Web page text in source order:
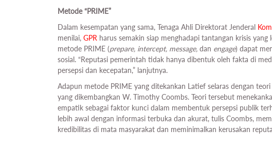
Metode “PRIME”
Dalam kesempatan yang sama, Tenaga Ahli Direktorat Jenderal
menilai, GPR harus semakin siap menghadapi tantangan krisis
metode PRIME (prepare, intercept, message, dan engage) dapat
sosial. “Reputasi pemerintah tidak hanya dibentuk oleh fakta di
persepsi dan kecepatan,” lanjutnya.
Adapun metode PRIME yang ditekankan Latief selaras dengan
yang dikembangkan W. Timothy Coombs. Teori tersebut
empatik sebagai faktor kunci dalam membentuk persepsi publik
lebih awal dengan informasi terbuka dan akurat, tulis Coombs,
kredibilitas di mata masyarakat dan meminimalkan kerusakan